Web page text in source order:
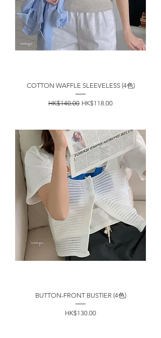
COTTON WAFFLE SLEEVELESS (4色)
一般價格
HK$140.00 促銷價格
HK$118.00
BUTTON-FRONT BUSTIER (4色)
價格
HK$130.00